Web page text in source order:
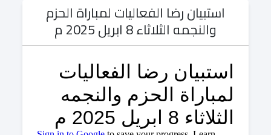
استبيان رضا الفعاليات لمباراة الحزم
والنجمه الثلاثاء 8 ابريل 2025 م